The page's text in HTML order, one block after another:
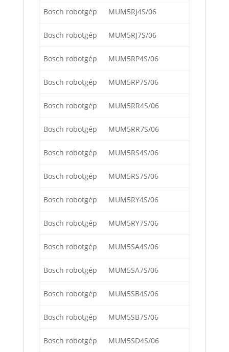
Bosch robotgép MUM5RJ4S/06
Bosch robotgép MUM5RJ7S/06
Bosch robotgép MUM5RP4S/06
Bosch robotgép MUM5RP7S/06
Bosch robotgép MUM5RR4S/06
Bosch robotgép MUM5RR7S/06
Bosch robotgép MUM5RS4S/06
Bosch robotgép MUM5RS7S/06
Bosch robotgép MUM5RY4S/06
Bosch robotgép MUM5RY7S/06
Bosch robotgép MUM5SA4S/06
Bosch robotgép MUM5SA7S/06
Bosch robotgép MUM5SB4S/06
Bosch robotgép MUM5SB7S/06
Bosch robotgép MUM5SD4S/06